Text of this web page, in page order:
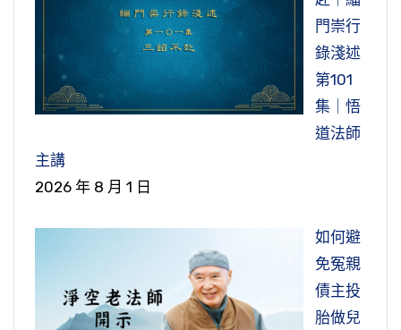
門崇行
錄淺述
第101
集｜悟
道法師
主講
2026 年 8 月 1 日
如何避
免冤親
債主投
胎做兒